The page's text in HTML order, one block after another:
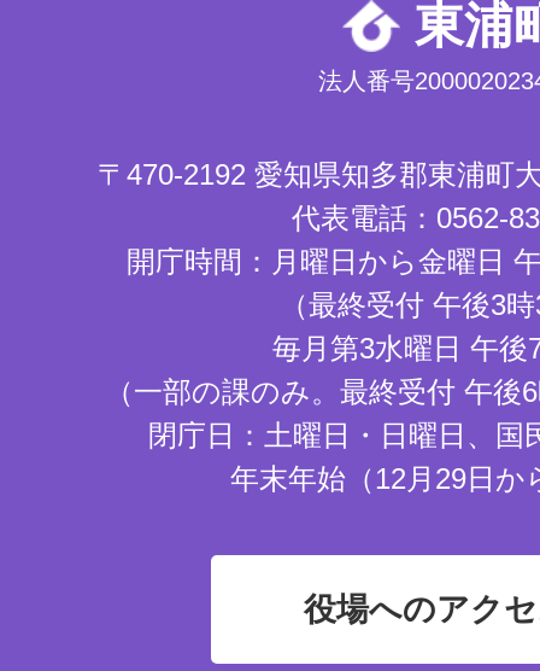
東浦
法人番号
〒470-2192 愛知県知多郡東浦町
代表電話：0562-
開庁時間：月曜日から金曜日
（最終受付 午後3
毎月第3水曜日 午後
（一部の課のみ。最終受付 午
閉庁日：土曜日・日曜日、国
年末年始（12月29日か
役場へのアク